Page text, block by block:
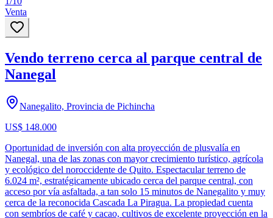
Venta
Vendo terreno cerca al parque central de
Nanegal
Nanegalito, Provincia de Pichincha
US$ 148.000
Oportunidad de inversión con alta proyección de plusvalía en
Nanegal, una de las zonas con mayor crecimiento turístico, agrícola
y ecológico del noroccidente de Quito. Espectacular terreno de
6.024 m², estratégicamente ubicado cerca del parque central, con
acceso por vía asfaltada, a tan solo 15 minutos de Nanegalito y muy
cerca de la reconocida Cascada La Piragua. La propiedad cuenta
con sembríos de café y cacao, cultivos de excelente proyección en la